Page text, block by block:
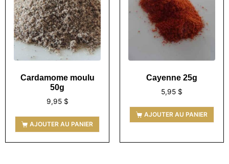
Cardamome moulu
50g
9,95 $
AJOUTER AU PANIER
Cayenne 25g
5,95 $
AJOUTER AU PANIER